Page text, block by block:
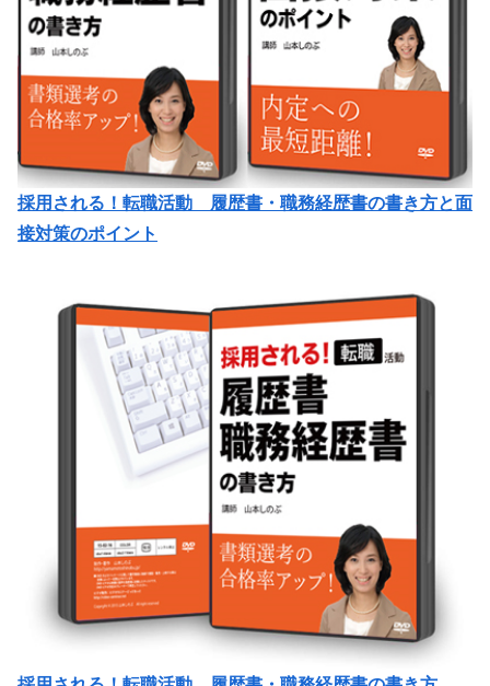
採用される！転職活動 履歴書・職務経歴書の書き方と面
接対策のポイント